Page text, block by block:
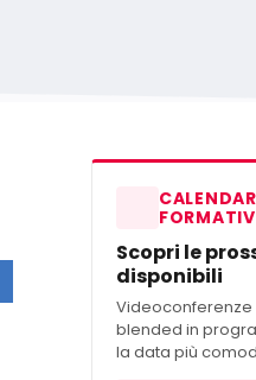
Scopri le
disponibili
Videoconferenze
blended in
la data più